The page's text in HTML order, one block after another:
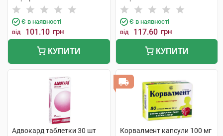
Є в наявності
від 101.10 грн
КУПИТИ
Є в наявності
від 117.60 грн
КУПИТИ
Адвокард таблетки 30 шт
Корвалмент капсули 100 мг